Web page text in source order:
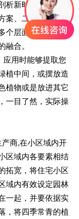
析新时期的园艺技
案、二者的合理融
个层面来开展论述
融合。
应用时能够提取您
植中间，或摆放造
植物或是放进其它
一目了然，实际操
产商,在小区域内开
区域内各要素相结
拓宽，将住宅小区
域内有效设定园林
一起，并要依据实
，将四季常青的植